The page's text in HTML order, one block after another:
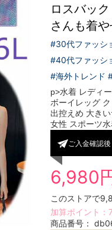
ロスバッ
さんも着
#30代ファッシ
#40代ファッシ
#海外トレンド
p>水着 レディ
ボーイレッグ
出控えめ 大き
女性 スポーツ
ご入金確認後
6,980
このストアで
加算ポイント：
商品番号：